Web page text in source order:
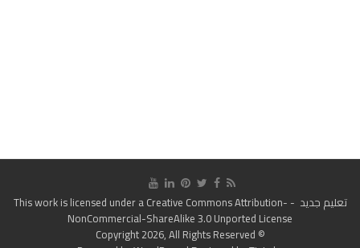
تعليم جديد - This work is licensed under a
Creative Commons Attribution-
NonCommercial-ShareAlike 3.0 Unported License
© Copyright 2026, All Rights Reserved